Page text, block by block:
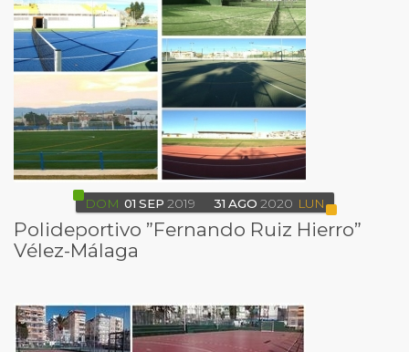
DOM 01 SEP 2019 31 AGO 2020 LUN
Polideportivo ”Fernando Ruiz Hierro”
Vélez-Málaga